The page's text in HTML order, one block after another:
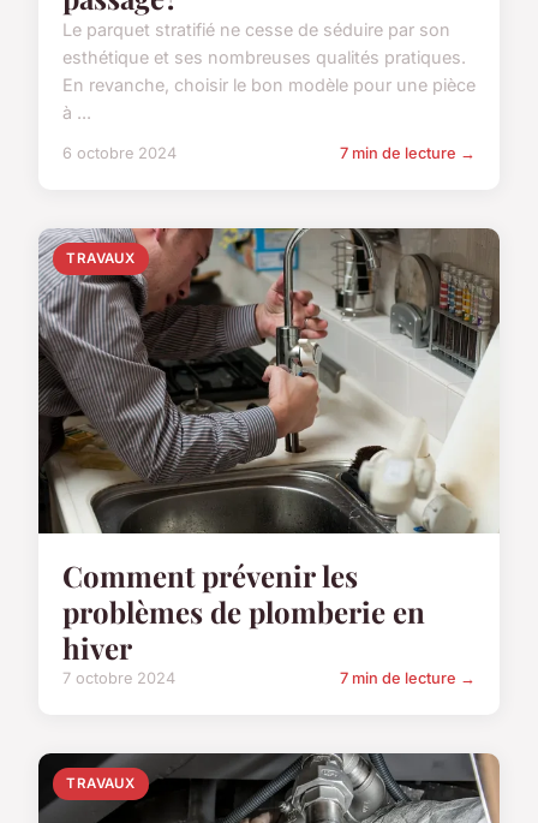
Le parquet stratifié ne cesse de séduire par son
esthétique et ses nombreuses qualités pratiques.
En revanche, choisir le bon modèle pour une pièce
à ...
6 octobre 2024 7 min de lecture →
TRAVAUX
Comment prévenir les
problèmes de plomberie en
hiver
7 octobre 2024 7 min de lecture →
TRAVAUX